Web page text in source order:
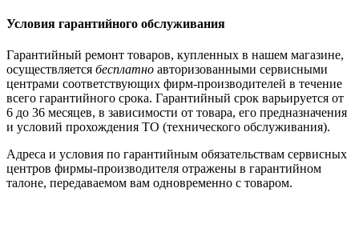
Условия гарантийного обслуживания
Гарантийный ремонт товаров, купленных в нашем магазине,
осуществляется бесплатно авторизованными сервисными
центрами соответствующих фирм-производителей в течение
всего гарантийного срока. Гарантийный срок варьируется от
6 до 36 месяцев, в зависимости от товара, его предназначения
и условий прохождения ТО (технического обслуживания).
Адреса и условия по гарантийным обязательствам сервисных
центров фирмы-производителя отражены в гарантийном
талоне, передаваемом вам одновременно с товаром.